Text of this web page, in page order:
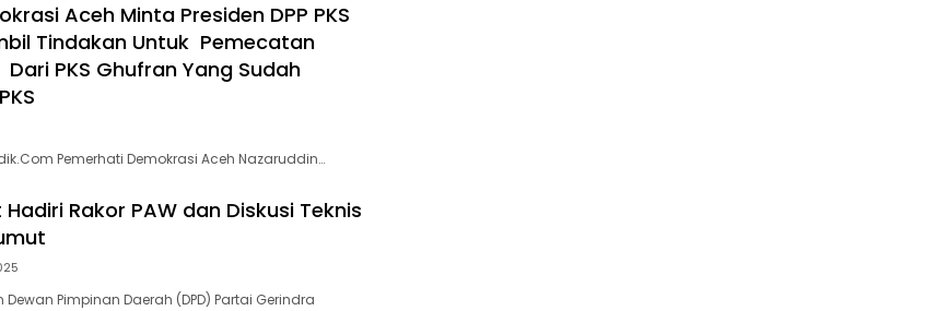
Aceh Minta Presiden DPP PKS
Tindakan Untuk Pemecatan
PKS Ghufran Yang Sudah
Pemerhati Demokrasi Aceh Nazaruddin…
Rakor PAW dan Diskusi Teknis
Pimpinan Daerah (DPD) Partai Gerindra